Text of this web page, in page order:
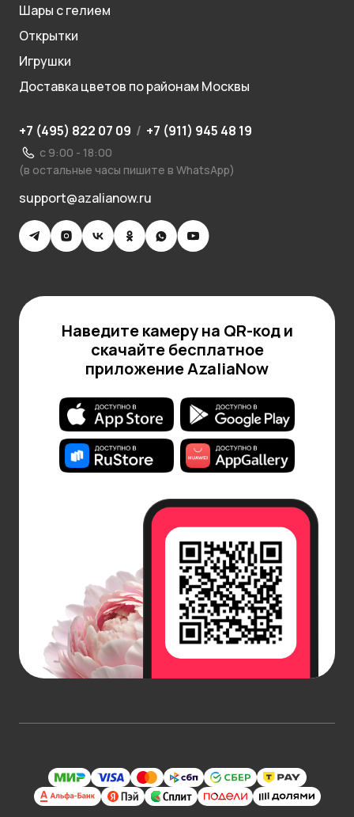
Шары с гелием
Открытки
Игрушки
Доставка цветов по районам Москвы
+7 (495) 822 07 09 / +7 (911) 945 48 19
с 9:00 - 18:00
(в остальные часы пишите в WhatsApp)
support@azalianow.ru
Наведите камеру на QR-код и
скачайте бесплатное
приложение AzaliaNow